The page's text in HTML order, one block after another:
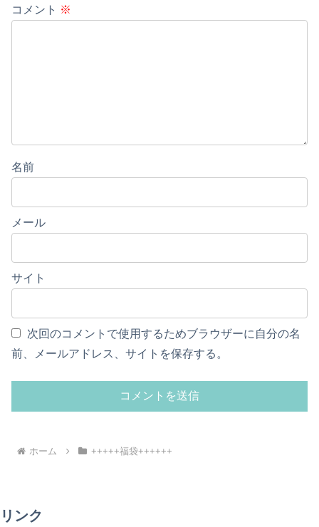
コメント ※
名前
メール
サイト
次回のコメントで使用するためブラウザーに自分の名
前、メールアドレス、サイトを保存する。
ホーム +++++福袋++++++
リンク